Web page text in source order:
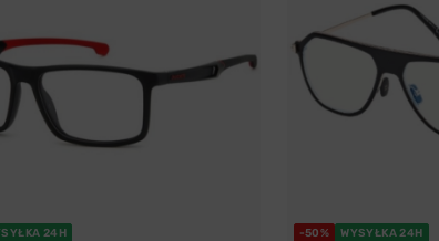
24H -50% WYSYŁKA 24H